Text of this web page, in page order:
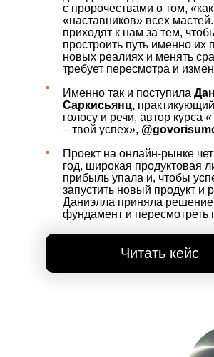
с пророчествами о том,
«наставников» всех
приходят к нам за тем,
простроить путь именно их
новых реалиях и менять
требует пересмотра и
Именно так и поступила
Саркисьянц,
голосу и речи, автор курса
– твой успех»,
Проект на онлайн-рынке
год, широкая продуктовая
прибыль упала и, чтобы
запустить новый продукт и
Даниэлла приняла решение
фундамент и пересмотреть
Читать кейс